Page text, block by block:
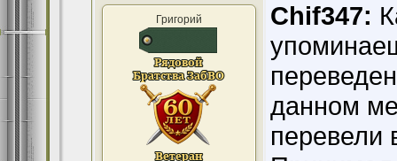
Григорий Chif347:
данном
перевели